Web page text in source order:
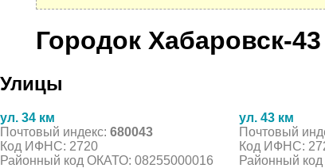
Городок Хабаровск-43
Улицы
ул. 34 км
Почтовый индекс: 680043
Код ИФНС: 2720
Районный код ОКАТО: 08255000016
ул. 43 км
Почтовый
Код ИФНС:
Районный